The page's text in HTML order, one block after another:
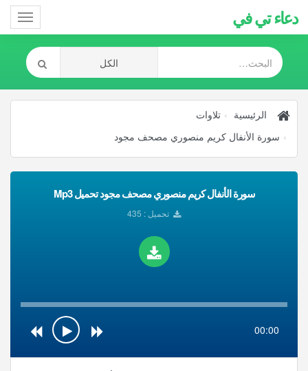
دعاء تي في
الرئيسية
تلاوات
سورة الأنفال كريم منصوري مصحف مجود
سورة الأنفال كريم منصوري مصحف مجود تحميل Mp3
تحميل : 435
00:00